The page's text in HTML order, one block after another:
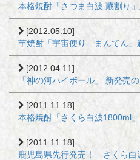
本格焼酎「さつま白波 蔵割り
[2012.05.10]
芋焼酎「宇宙便り まんてん」
[2012.04.11]
「神の河ハイボール」 新発売
[2011.11.18]
本格焼酎「さくら白波1800ml
[2011.11.18]
鹿児島県先行発売！ さくら白